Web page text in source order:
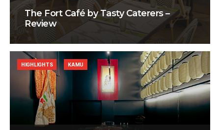
The Fort Café by Tasty Caterers –
Review
HIGHLIGHTS KAMU